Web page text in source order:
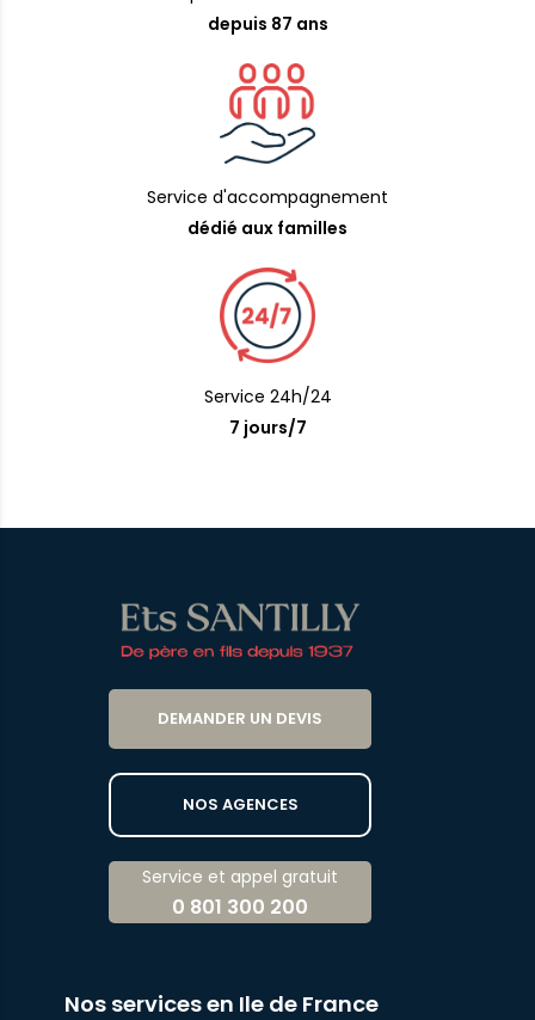
depuis 87 ans
Service d'accompagnement
dédié aux familles
Service 24h/24
7 jours/7
DEMANDER UN DEVIS
NOS AGENCES
Service et appel gratuit
0 801 300 200
Nos services en Ile de France